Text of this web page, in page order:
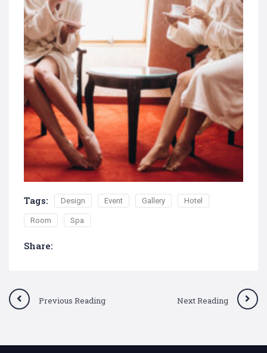
Tags: Design Event Gallery Hotel
Room Spa
Share:
Previous Reading Next Reading